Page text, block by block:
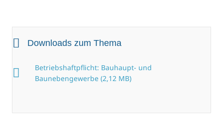
Downloads zum Thema
Betriebshaftpflicht: Bauhaupt- und
Baunebengewerbe (2,12 MB)